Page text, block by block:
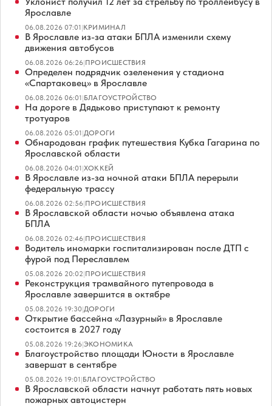
Ярославле
06.08.2026 07:01|КРИМИНАЛ
В Ярославле из-за атаки БПЛА изменили схему
движения автобусов
06.08.2026 06:26|ПРОИСШЕСТВИЯ
Определен подрядчик озеленения у стадиона
«Спартаковец» в Ярославле
06.08.2026 06:01|БЛАГОУСТРОЙСТВО
На дороге в Дядьково приступают к ремонту
тротуаров
06.08.2026 05:01|ДОРОГИ
Обнародован график путешествия Кубка Гагарина по
Ярославской области
06.08.2026 04:01|ХОККЕЙ
В Ярославле из-за ночной атаки БПЛА перерыли
федеральную трассу
06.08.2026 02:56|ПРОИСШЕСТВИЯ
В Ярославской области ночью объявлена атака
БПЛА
06.08.2026 02:46|ПРОИСШЕСТВИЯ
Водитель иномарки госпитализирован после ДТП с
фурой под Переславлем
05.08.2026 20:02|ПРОИСШЕСТВИЯ
Реконструкция трамвайного путепровода в
Ярославле завершится в октябре
05.08.2026 19:30|ДОРОГИ
Открытие бассейна «Лазурный» в Ярославле
состоится в 2027 году
05.08.2026 19:26|ЭКОНОМИКА
Благоустройство площади Юности в Ярославле
завершат в сентябре
05.08.2026 19:01|БЛАГОУСТРОЙСТВО
В Ярославской области начнут работать пять новых
пожарных автоцистерн